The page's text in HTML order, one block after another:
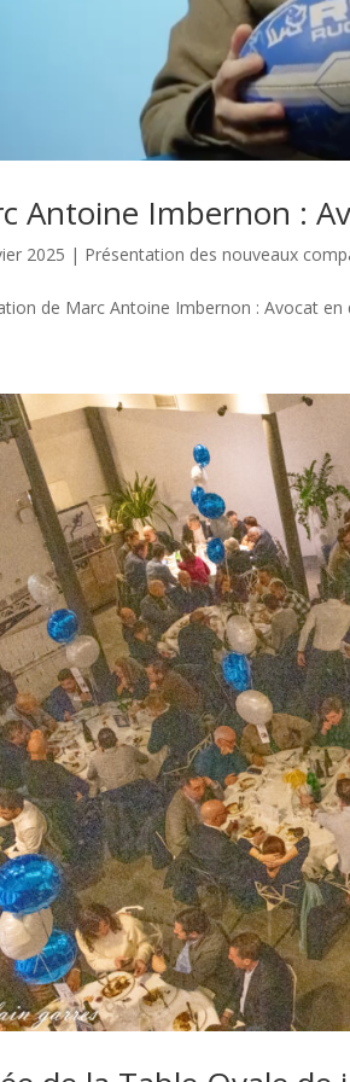
Antoine Imbernon :
2025 | Présentation des nouveaux
de Marc Antoine Imbernon : Avocat